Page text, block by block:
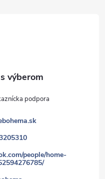
people/home-